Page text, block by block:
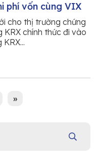
phí vốn cùng VIX
cho thị trường chứng
chính thức đi vào
»